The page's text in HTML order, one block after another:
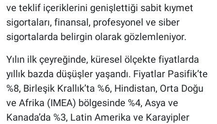
ve teklif içeriklerini genişlettiği sabit kıymet
sigortaları, finansal, profesyonel ve siber
sigortalarda belirgin olarak gözlemleniyor.
Yılın ilk çeyreğinde, küresel ölçekte fiyatlarda
yıllık bazda düşüşler yaşandı. Fiyatlar Pasifik’te
%8, Birleşik Krallık’ta %6, Hindistan, Orta Doğu
ve Afrika (IMEA) bölgesinde %4, Asya ve
Kanada’da %3, Latin Amerika ve Karayipler